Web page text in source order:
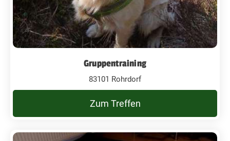
Gruppentraining
83101 Rohrdorf
Zum Treffen